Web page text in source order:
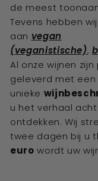
de meest
Tevens hebben
aan vegan
(veganistische),
Al onze wijnen
geleverd met een
unieke
u het verhaal
ontdekken. Wij
twee dagen bij u
euro wordt uw